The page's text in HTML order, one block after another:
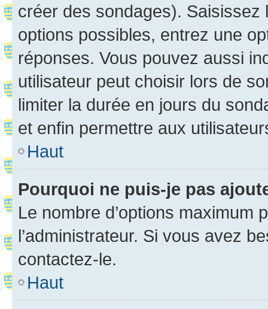
créer des sondages).
options possibles, entrez une
réponses. Vous pouvez aussi
utilisateur peut choisir lors de
limiter la durée en jours du
et enfin permettre aux
Haut
Pourquoi ne puis-je pas
Le nombre d’options maximum
l’administrateur. Si vous avez
contactez-le.
Haut